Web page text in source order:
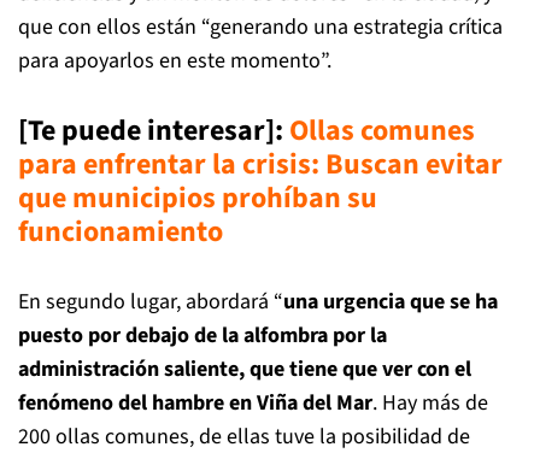
que con ellos están “generando una estrategia crítica
para apoyarlos en este momento”.
[Te puede interesar]: Ollas comunes
para enfrentar la crisis: Buscan evitar
que municipios prohíban su
funcionamiento
En segundo lugar, abordará “una urgencia que se ha
puesto por debajo de la alfombra por la
administración saliente, que tiene que ver con el
fenómeno del hambre en Viña del Mar. Hay más de
200 ollas comunes, de ellas tuve la posibilidad de